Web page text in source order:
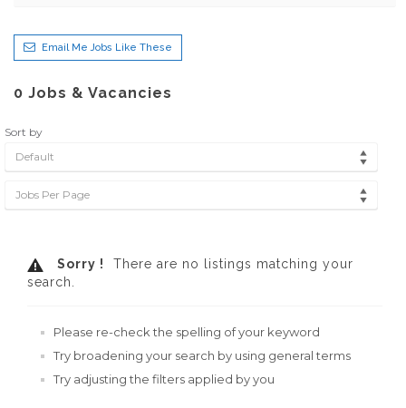
Email Me Jobs Like These
0 Jobs & Vacancies
Sort by
Default
Jobs Per Page
Sorry !
There are no listings matching your
search.
Please re-check the spelling of your keyword
Try broadening your search by using general terms
Try adjusting the filters applied by you